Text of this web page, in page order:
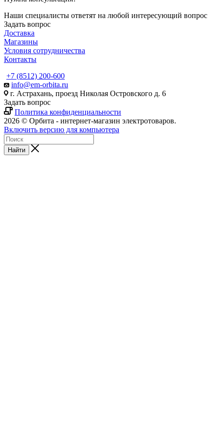
Наши специалисты ответят на любой интересующий вопрос
Задать вопрос
Доставка
Магазины
Условия сотрудничества
Контакты
+7 (8512) 200-600
info@em-orbita.ru
г. Астрахань, проезд Николая Островского д. 6
Задать вопрос
Политика конфиденциальности
2026 © Орбита - интернет-магазин электротоваров.
Включить версию для компьютера
Найти